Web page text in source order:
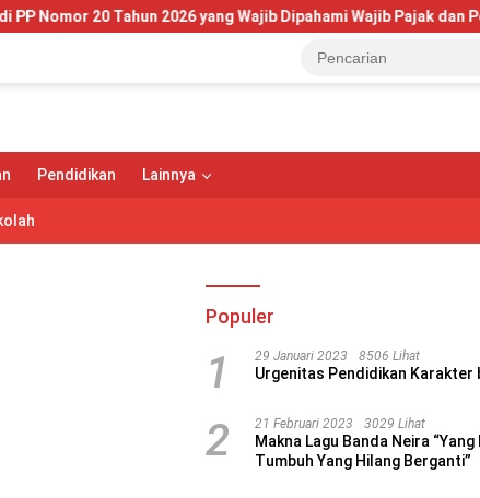
20 Tahun 2026 yang Wajib Dipahami Wajib Pajak dan Pelaku
Pendidikan Lainnya
Populer
1 29 Januari 2023 8506 Lihat
Urgenitas Pendidikan Karakter
2 21 Februari 2023 3029 Lihat
Makna Lagu Banda Neira “Yang
Tumbuh Yang Hilang Berganti”